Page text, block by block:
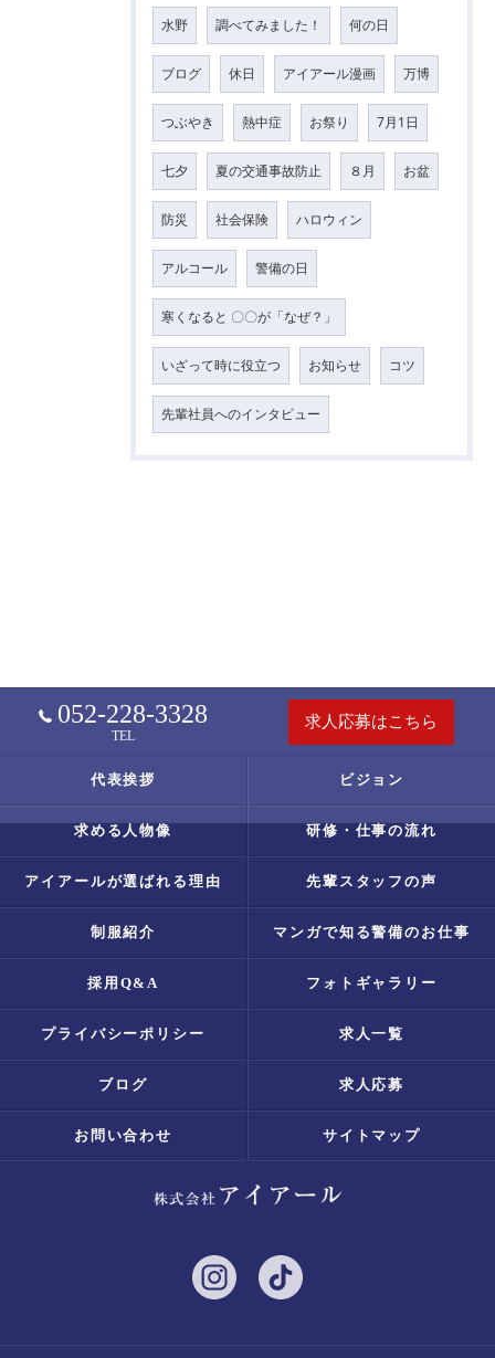
水野 調べてみました！ 何の日
ブログ 休日 アイアール漫画 万博
つぶやき 熱中症 お祭り 7月1日
七夕 夏の交通事故防止 ８月 お盆
防災 社会保険 ハロウィン
アルコール 警備の日
寒くなると 〇〇が「なぜ？」
いざって時に役立つ お知らせ コツ
先輩社員へのインタビュー
052-228-3328
TEL
求人応募はこちら
代表挨拶 ビジョン
求める人物像 研修・仕事の流れ
アイアールが選ばれる理由 先輩スタッフの声
制服紹介 マンガで知る警備のお仕事
採用Q&A フォトギャラリー
プライバシーポリシー 求人一覧
ブログ 求人応募
お問い合わせ サイトマップ